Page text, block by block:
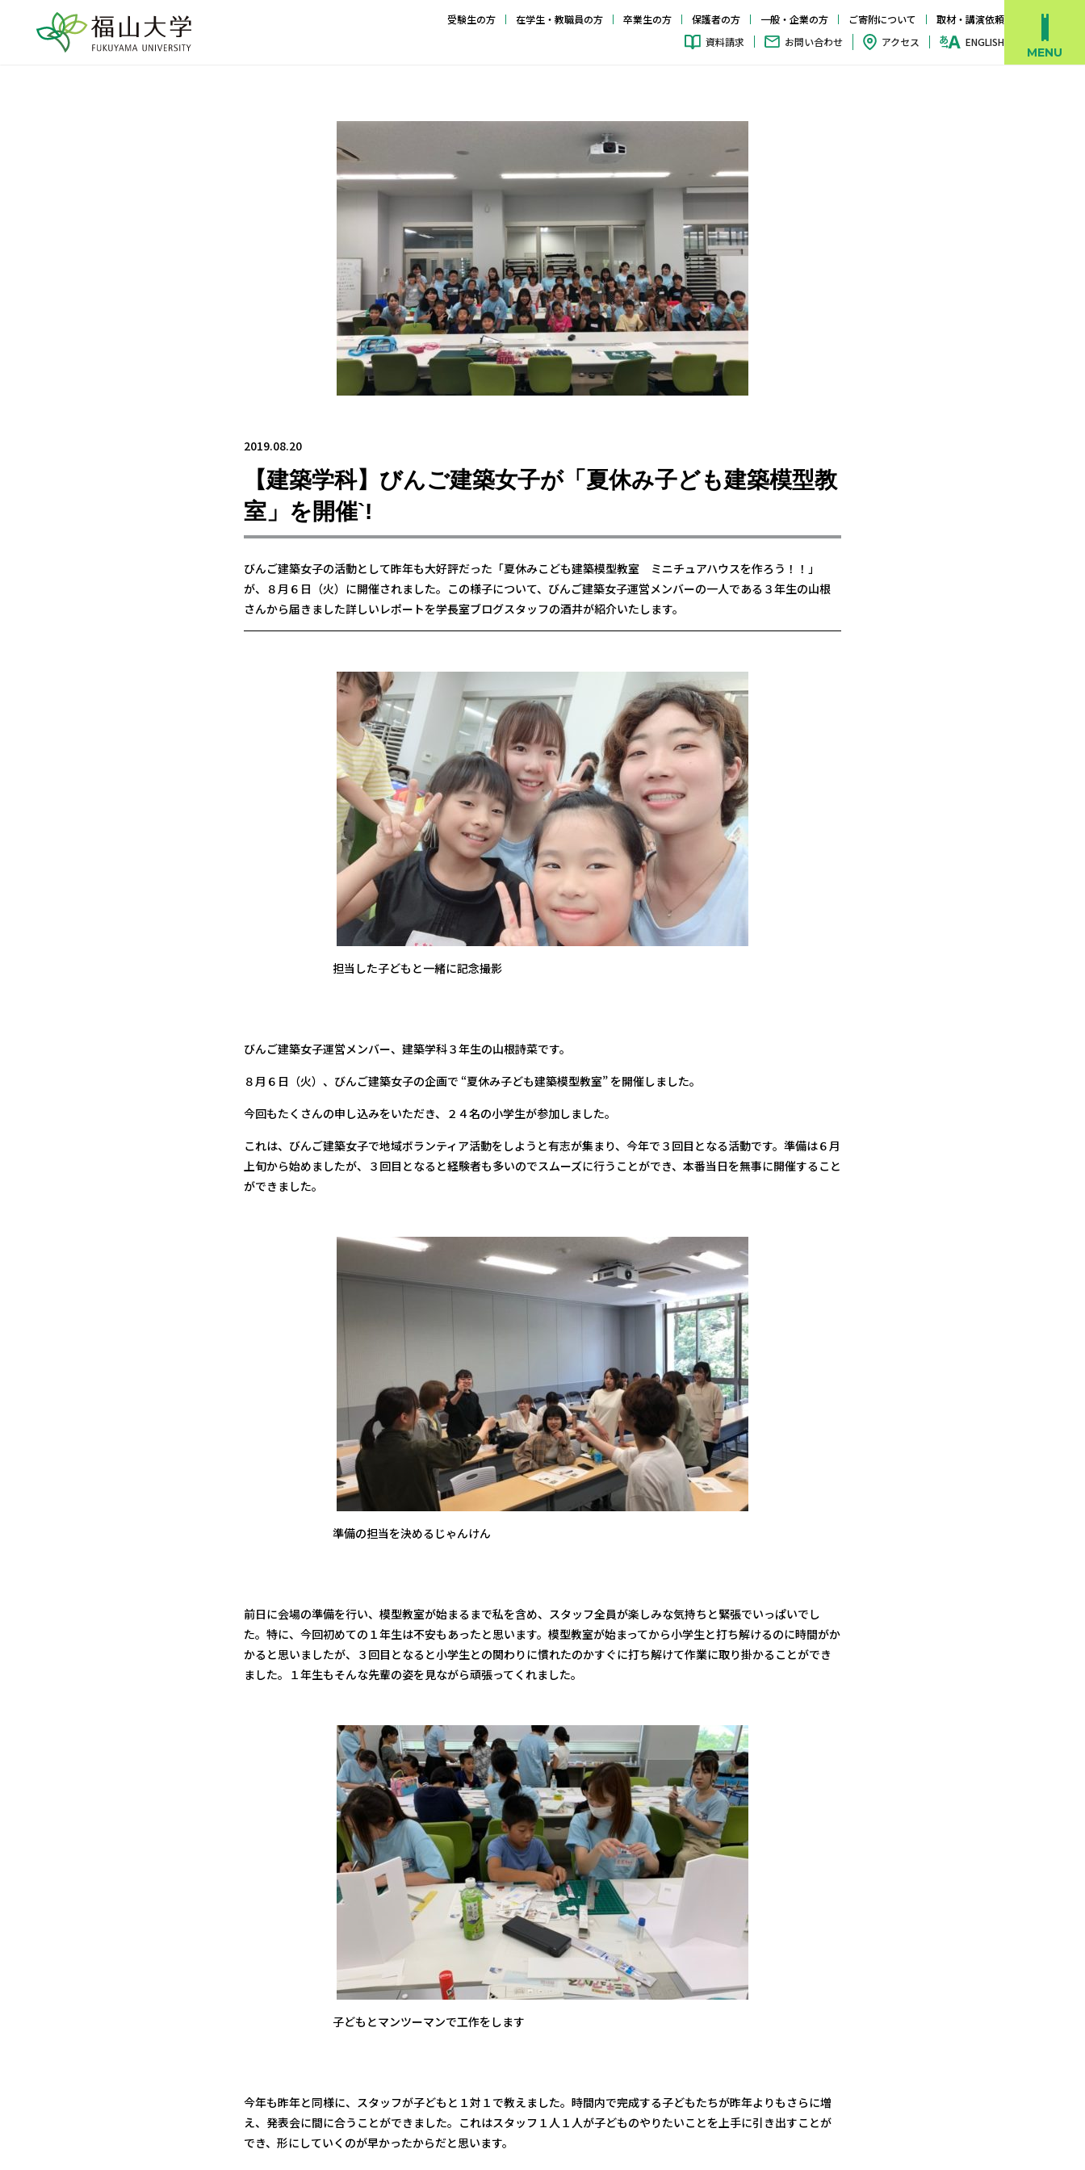
受験生の方 在学生・教職員の方 卒業生の方 保護者の方 一般・企業の方 ご寄附について
取材・講演依頼
資料請求
お問い合わせ アクセス ENGLISH
2019.08.20
【建築学科】びんご建築女子が「夏休み子ども建築模型教
室」を開催`!
びんご建築女子の活動として昨年も大好評だった「夏休みこども建築模型教室 ミニチュアハウスを作ろう！！」
が、８月６日（火）に開催されました。この様子について、びんご建築女子運営メンバーの一人である３年生の山根
さんから届きました詳しいレポートを学長室ブログスタッフの酒井が紹介いたします。
担当した子どもと一緒に記念撮影
びんご建築女子運営メンバー、建築学科３年生の山根詩菜です。
８月６日（火）、びんご建築女子の企画で “夏休み子ども建築模型教室” を開催しました。
今回もたくさんの申し込みをいただき、２４名の小学生が参加しました。
これは、びんご建築女子で地域ボランティア活動をしようと有志が集まり、今年で３回目となる活動です。準備は６月
上旬から始めましたが、３回目となると経験者も多いのでスムーズに行うことができ、本番当日を無事に開催すること
ができました。
準備の担当を決めるじゃんけん
前日に会場の準備を行い、模型教室が始まるまで私を含め、スタッフ全員が楽しみな気持ちと緊張でいっぱいでし
た。特に、今回初めての１年生は不安もあったと思います。模型教室が始まってから小学生と打ち解けるのに時間がか
かると思いましたが、３回目となると小学生との関わりに慣れたのかすぐに打ち解けて作業に取り掛かることができ
ました。１年生もそんな先輩の姿を見ながら頑張ってくれました。
子どもとマンツーマンで工作をします
今年も昨年と同様に、スタッフが子どもと１対１で教えました。時間内で完成する子どもたちが昨年よりもさらに増
え、発表会に間に合うことができました。これはスタッフ１人１人が子どものやりたいことを上手に引き出すことが
でき、形にしていくのが早かったからだと思います。